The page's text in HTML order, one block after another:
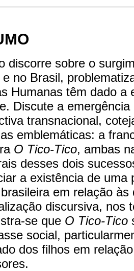
discorre sobre o
e no Brasil,
Humanas têm dado a
Discute a
transnacional,
emblemáticas: a
O Tico-Tico, ambas
desses dois
a existência de
em relação
discursiva, nos
se que O Tico-Tico
social,
dos filhos em